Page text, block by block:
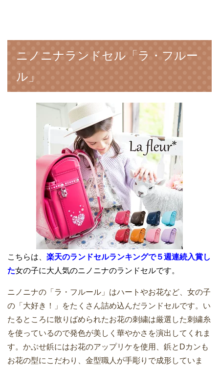
ニノニナランドセル「ラ・フルー
ル」
こちらは、 楽天のランドセルランキングで５週連続入賞し
た女の子に大人気のニノニナのランドセルです。
ニノニナの「ラ・フルール」はハートやお花など、女の子
の「大好き！」をたくさん詰め込んだランドセルです。い
たるところに散りばめられたお花の刺繍は厳選した刺繍糸
を使っているので発色が美しく華やかさを演出してくれま
す。かぶせ鋲にはお花のアップリケを使用、鋲とDカンも
お花の型にこだわり、金型職人が手彫りで成形していま